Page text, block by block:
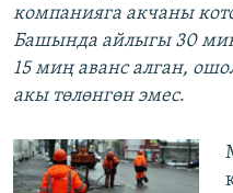
компанияга акчаны
Башында айлыгы 30
15 миң аванс алган,
акы төлөнгөн эмес.